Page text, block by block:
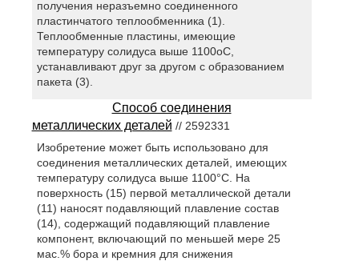
получения неразъемно соединенного
пластинчатого теплообменника (1).
Теплообменные пластины, имеющие
температуру солидуса выше 1100oC,
устанавливают друг за другом с образованием
пакета (3).
Способ соединения
металлических деталей // 2592331
Изобретение может быть использовано для
соединения металлических деталей, имеющих
температуру солидуса выше 1100°C. На
поверхность (15) первой металлической детали
(11) наносят подавляющий плавление состав
(14), содержащий подавляющий плавление
компонент, включающий по меньшей мере 25
мас.% бора и кремния для снижения